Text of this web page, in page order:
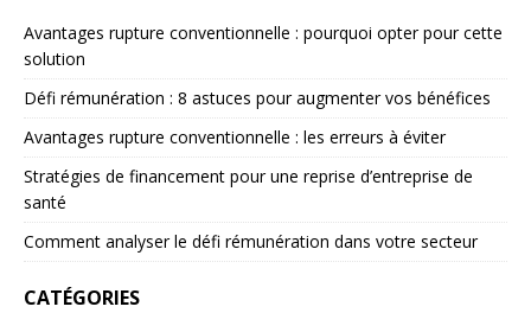
Avantages rupture conventionnelle : pourquoi opter pour cette
solution
Défi rémunération : 8 astuces pour augmenter vos bénéfices
Avantages rupture conventionnelle : les erreurs à éviter
Stratégies de financement pour une reprise d’entreprise de
santé
Comment analyser le défi rémunération dans votre secteur
CATÉGORIES